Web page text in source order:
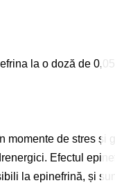
la o doză de
momente de stres și
Efectul
la epinefrină, și